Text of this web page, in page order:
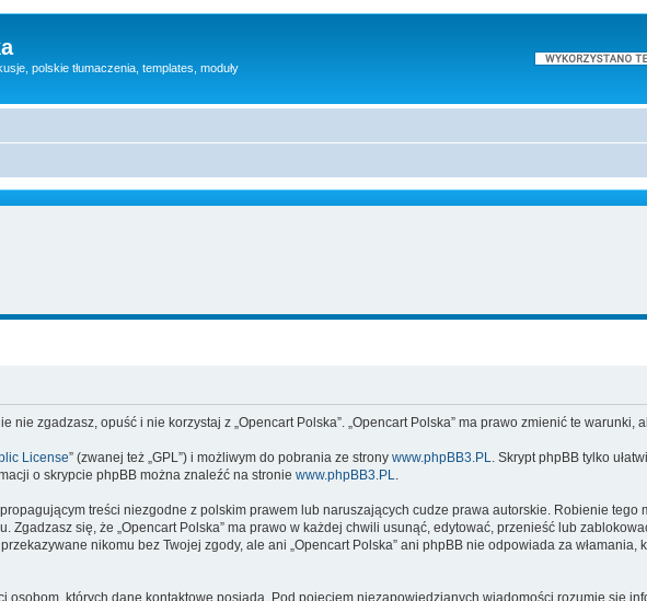
polskie tłumaczenia, templates, moduły
zgadzasz, opuść i nie korzystaj z „Opencart Polska”. „Opencart Polska” ma prawo zmienić te warunki,
License” (zwanej też „GPL”) i możliwym do pobrania ze strony www.phpBB3.PL
. Skrypt phpBB tylko
o skrypcie phpBB można znaleźć na stronie www.phpBB3.PL
treści niezgodne z polskim prawem lub naruszających cudze prawa autorskie. Robienie tego
się, że „Opencart Polska” ma prawo w każdej chwili usunąć, edytować, przenieść lub
nikomu bez Twojej zgody, ale ani „Opencart Polska” ani phpBB nie odpowiada za włamania,
których dane kontaktowe posiada. Pod pojęciem niezapowiedzianych wiadomości rozumie się